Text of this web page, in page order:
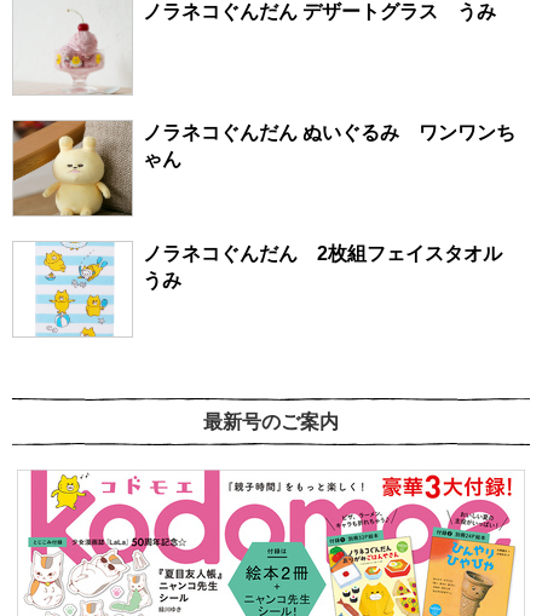
ノラネコぐんだん デザートグラス うみ
ノラネコぐんだん ぬいぐるみ ワンワンち
ゃん
ノラネコぐんだん 2枚組フェイスタオル
うみ
最新号のご案内